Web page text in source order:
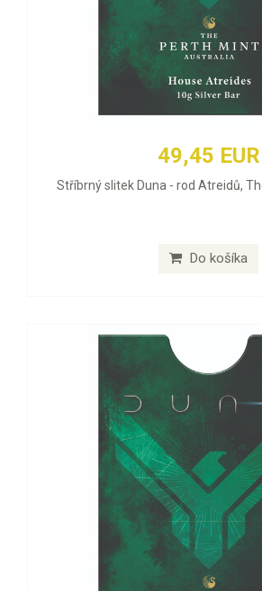
49,45 EUR
Stříbrný slitek Duna - rod Atreidů,
Do košíka